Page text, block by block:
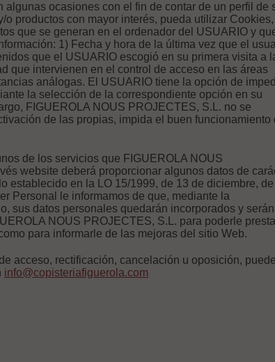
algunas ocasiones con el fin de contar de un perfil de
o productos con mayor interés, pueda utilizar
que se generan en el ordenador del USUARIO y
1) Fecha y hora de la última vez que el
que el USUARIO escogió en su primera visita a
que intervienen en el control de acceso en las áreas
análogas. El USUARIO tiene la opción de
la selección de la correspondiente opción en su
FIGUEROLA NOUS PROJECTES, S.L. no se
de las propias, impida el buen funcionamiento
de los servicios que FIGUEROLA NOUS
website deberá proporcionar algunos datos de
establecido en la LO 15/1999, de 13 de diciembre, de
Personal le informamos de que, mediante la
sus datos personales quedarán incorporados y serán
NOUS PROJECTES, S.L. para poderle
para informarle de las mejoras del sitio Web.
acceso, rectificación, cancelación u oposición,
info@copisteriafiguerola.com